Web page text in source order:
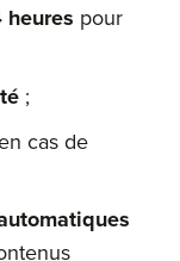
heures pour
;
cas de